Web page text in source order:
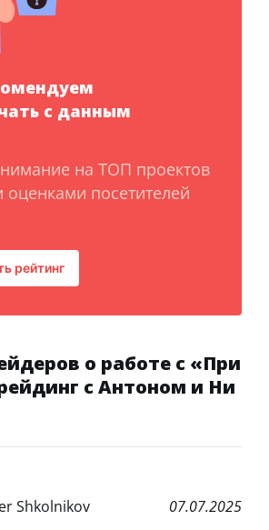
с данным
на ТОП проектов
оценками посетителей
рейтинг
о работе с «При
с Антоном и Ни
Shkolnikov 07.07.2025